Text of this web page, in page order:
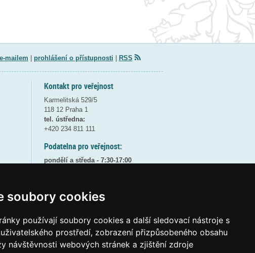
soubory cookies
používají soubory cookies a další sledovací nástroje s
prostředí, zobrazení přizpůsobeného obsahu
návštěvnosti webových stránek a zjištění zdroje
mailem prohlášení o přístupnosti RSS
Kontakt pro veřejnost
Karmelitská 529/5
118 12 Praha 1
tel. ústředna:
+420 234 811 111
Podatelna pro veřejnost:
pondělí a středa - 7:30-17:00
8:30 - 9:30 - bezpečnostní přestávka
Elektronická podatelna:
posta@msmtgov cz